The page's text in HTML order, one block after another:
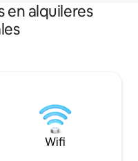
en alquileres
Wifi